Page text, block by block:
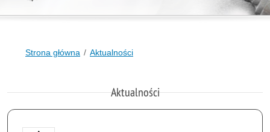
Strona główna Aktualności
Aktualności